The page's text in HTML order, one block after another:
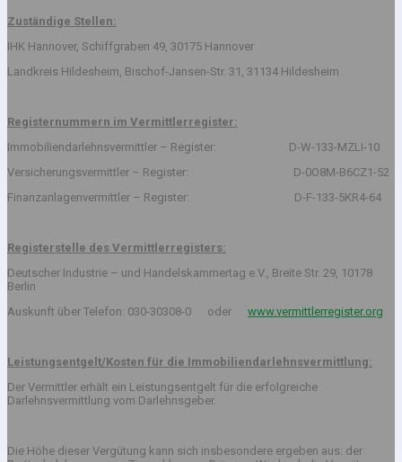
Zuständige Stellen:
IHK Hannover, Schiffgraben 49, 30175 Hannover
Landkreis Hildesheim, Bischof-Jansen-Str. 31, 31134 Hildesheim
Registernummern im Vermittlerregister:
Immobiliendarlehnsvermittler – Register: D-W-133-MZLI-10
Versicherungsvermittler – Register: D-0O8M-B6CZ1-52
Finanzanlagenvermittler – Register: D-F-133-5KR4-64
Registerstelle des Vermittlerregisters:
Deutscher Industrie – und Handelskammertag e.V., Breite Str. 29, 10178
Berlin
Auskunft über Telefon: 030-30308-0 oder www.vermittlerregister.org
Leistungsentgelt/Kosten für die Immobiliendarlehnsvermittlung:
Der Vermittler erhält ein Leistungsentgelt für die erfolgreiche
Darlehnsvermittlung vom Darlehnsgeber.
Die Höhe dieser Vergütung kann sich insbesondere ergeben aus: der